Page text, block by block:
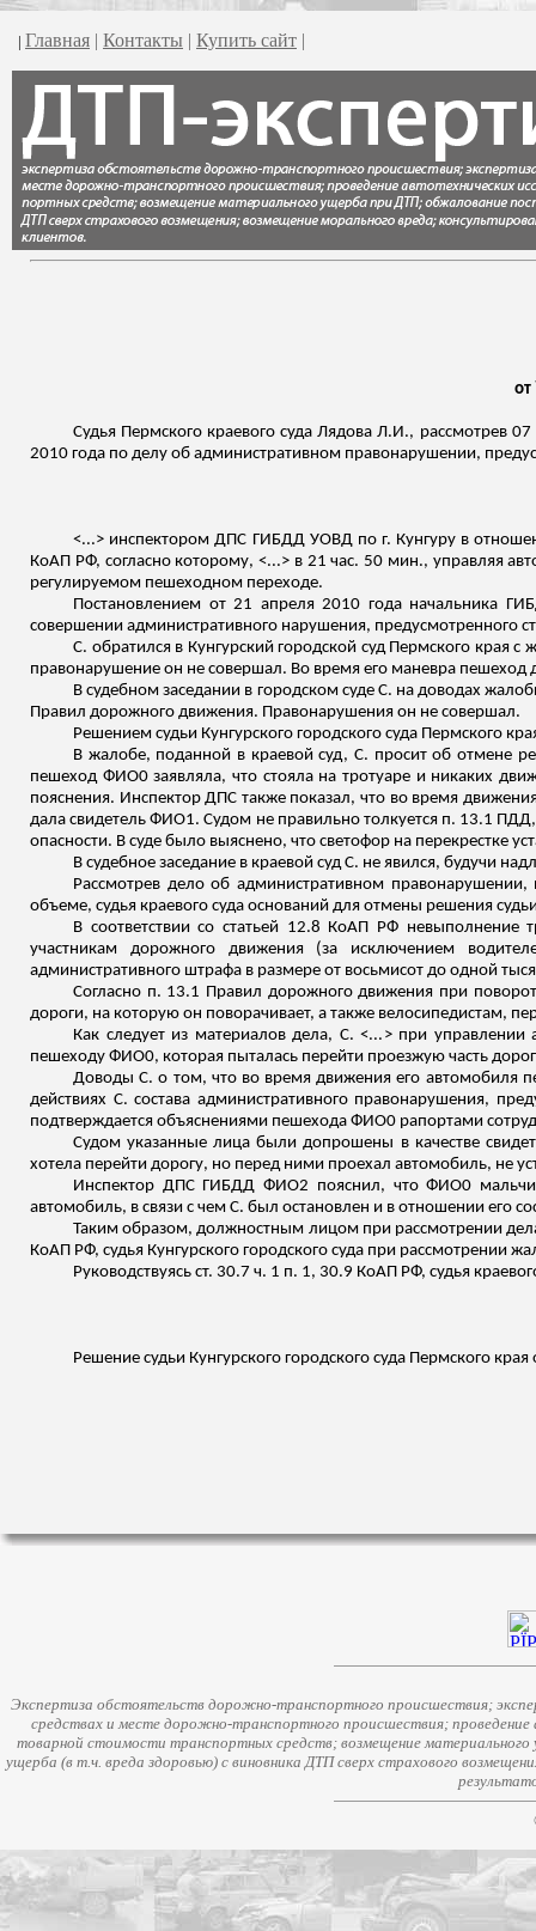
| Главная | Контакты | Купить сайт |
от
Судья Пермского краевого судаЛядова Л.И., рассмотрев 07
2010 года по делу об административном правонарушении,
<...> инспектором ДПС ГИБДД УОВД по г. Кунгуру в
КоАП РФ, согласно которому, <...> в 21 час. 50 мин., управляя
регулируемом пешеходном переходе.
Постановлением от 21 апреля 2010 года начальника
совершении административного нарушения, предусмотренного
С. обратился в Кунгурский городской суд Пермского края
правонарушение он не совершал. Во время его маневра пешеход
В судебном заседании в городском суде С. на доводах
Правил дорожного движения. Правонарушения он не совершал.
Решением судьи Кунгурского городского суда Пермского
В жалобе, поданной в краевой суд, С. просит об отмене
пешеход ФИО0заявляла, что стояла на тротуаре и никаких
пояснения. Инспектор ДПС также показал, что во время
дала свидетель ФИО1. Судом не правильно толкуется п. 13.1
опасности. В суде было выяснено, что светофор на перекрестке
В судебное заседание в краевой суд С. не явился, будучи
Рассмотрев дело об административном
объеме, судья краевого суда оснований для отмены решения
В соответствии со статьей 12.8 КоАП РФ
участникам дорожного движения (за исключением
административного штрафа в размере от восьмисот до одной
Согласно п. 13.1 Правил дорожного движения при
дороги, на которую он поворачивает, а также велосипедистам,
Как следует из материалов дела, С. <...> при
пешеходу ФИО0, которая пыталась перейти проезжую часть
Доводы С. о том, что во время движения его автомобиля
действиях С. состава административного правонарушения,
подтверждается объяснениями пешехода ФИО0 рапортами
Судом указанные лица были допрошены в качестве
хотела перейти дорогу, но перед ними проехал автомобиль, не
Инспектор ДПС ГИБДД ФИО2 пояснил, что ФИО0
автомобиль, в связи с чем С. был остановлен и в отношении его
Таким образом, должностным лицом при рассмотрении
КоАП РФ, судья Кунгурского городского суда при рассмотрении
Руководствуясь ст. 30.7 ч. 1 п. 1, 30.9 КоАП РФ, судья
Решение судьи Кунгурского городского суда Пермского
Экспертиза обстоятельств дорожно-транспортного происшествия;
средствах и месте дорожно-транспортного происшествия;
товарной стоимости транспортных средств; возмещение
ущерба (в т.ч. вреда здоровью) с виновника ДТП сверх страхового